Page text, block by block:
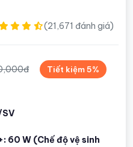
(21,671 đánh giá)
Tiết kiệm 5%
60 W (Chế độ vệ sinh